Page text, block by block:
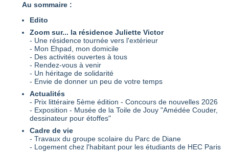
Au sommaire :
Edito
Zoom sur... la résidence Juliette Victor
- Une résidence tournée vers l'extérieur
- Mon Ehpad, mon domicile
- Des activités ouvertes à tous
- Rendez-vous à venir
- Un héritage de solidarité
- Envie de donner un peu de votre temps
Actualités
- Prix littéraire 5ème édition - Concours de nouvelles 2026
- Exposition - Musée de la Toile de Jouy "Amédée Couder,
dessinateur pour étoffes"
Cadre de vie
- Travaux du groupe scolaire du Parc de Diane
- Logement chez l'habitant pour les étudiants de HEC Paris